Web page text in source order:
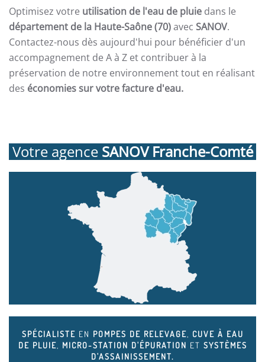
Optimisez votre utilisation de l'eau de pluie dans le
département de la Haute-Saône (70)avec SANOV.
Contactez-nous dès aujourd'hui pour bénéficier d'un
accompagnement de A à Z et contribuer à la
préservation de notre environnement tout en réalisant
des économies sur votre facture d'eau.
Votre agenceSANOV Franche-Comté
SPÉCIALISTE EN POMPES DE RELEVAGE
CUVE À EAU
DE PLUIE
MICRO-STATION D'ÉPURATION ET SYSTÈMES
D'ASSAINISSEMENT.